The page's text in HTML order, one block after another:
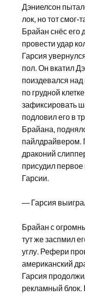
Дэниелсон
лок, но тот смог-
Брайан снёс его
провести удар
Гарсия
пол. Он вкатил
поиздевался над
по грудной
зафиксировать
подловил его в
Брайана,
пайлдрайвером.
драконий
присудил
Гарсии.
— Гарсия
Брайан с
тут же заспмил
углу. Рефери
американский
Гарсия
рекламный